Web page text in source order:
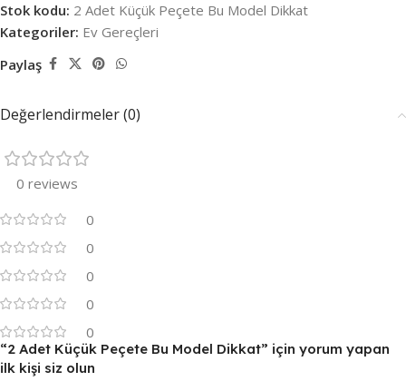
Stok kodu: 2 Adet Küçük Peçete Bu Model Dikkat
Kategoriler: Ev Gereçleri
Paylaş
Değerlendirmeler (0)
0 reviews
0
0
0
0
0
“2 Adet Küçük Peçete Bu Model Dikkat” için yorum yapan
ilk kişi siz olun